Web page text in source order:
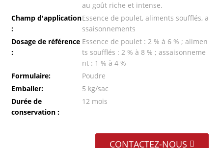
au goût riche et intense.
Champ d'application
:
Essence de poulet, aliments soufflés, a
ssaisonnements
Dosage de référence
:
Essence de poulet : 2 % à 6 % ; alimen
ts soufflés : 2 % à 8 % ; assaisonneme
nt : 1 % à 4 %
Formulaire:
Poudre
Emballer:
5 kg/sac
Durée de
conservation :
12 mois
CONTACTEZ-NOUS